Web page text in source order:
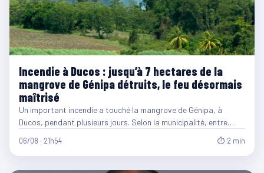
Incendie à Ducos : jusqu’à 7 hectares de la
mangrove de Génipa détruits, le feu désormais
maîtrisé
Un important incendie a touché la mangrove de Génipa, à
Ducos, pendant plusieurs jours. Selon la municipalité, entre…
06/08 · 21h54 ⏱ 2 min